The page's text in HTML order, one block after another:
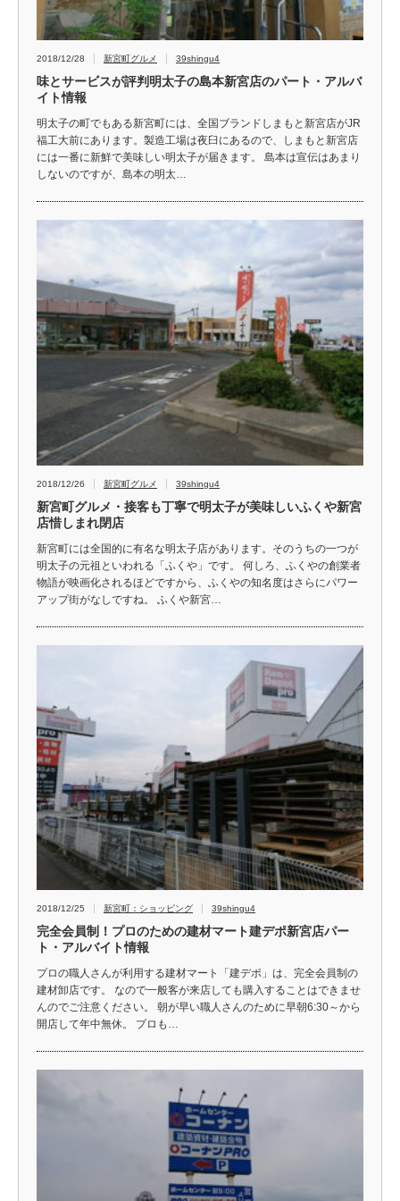
2018/12/28 新宮町グルメ 39shingu4
味とサービスが評判明太子の島本新宮店のパート・アルバ
イト情報
明太子の町でもある新宮町には、全国ブランドしまもと新宮店がJR
福工大前にあります。製造工場は夜臼にあるので、しまもと新宮店
には一番に新鮮で美味しい明太子が届きます。 島本は宣伝はあまり
しないのですが、島本の明太…
2018/12/26 新宮町グルメ 39shingu4
新宮町グルメ・接客も丁寧で明太子が美味しいふくや新宮
店惜しまれ閉店
新宮町には全国的に有名な明太子店があります。そのうちの一つが
明太子の元祖といわれる「ふくや」です。 何しろ、ふくやの創業者
物語が映画化されるほどですから、ふくやの知名度はさらにパワー
アップ街がなしですね。 ふくや新宮…
2018/12/25 新宮町：ショッピング 39shingu4
完全会員制！プロのための建材マート建デポ新宮店パー
ト・アルバイト情報
プロの職人さんが利用する建材マート「建デポ」は、完全会員制の
建材卸店です。 なので一般客が来店しても購入することはできませ
んのでご注意ください。 朝が早い職人さんのために早朝6:30～から
開店して年中無休。 プロも…